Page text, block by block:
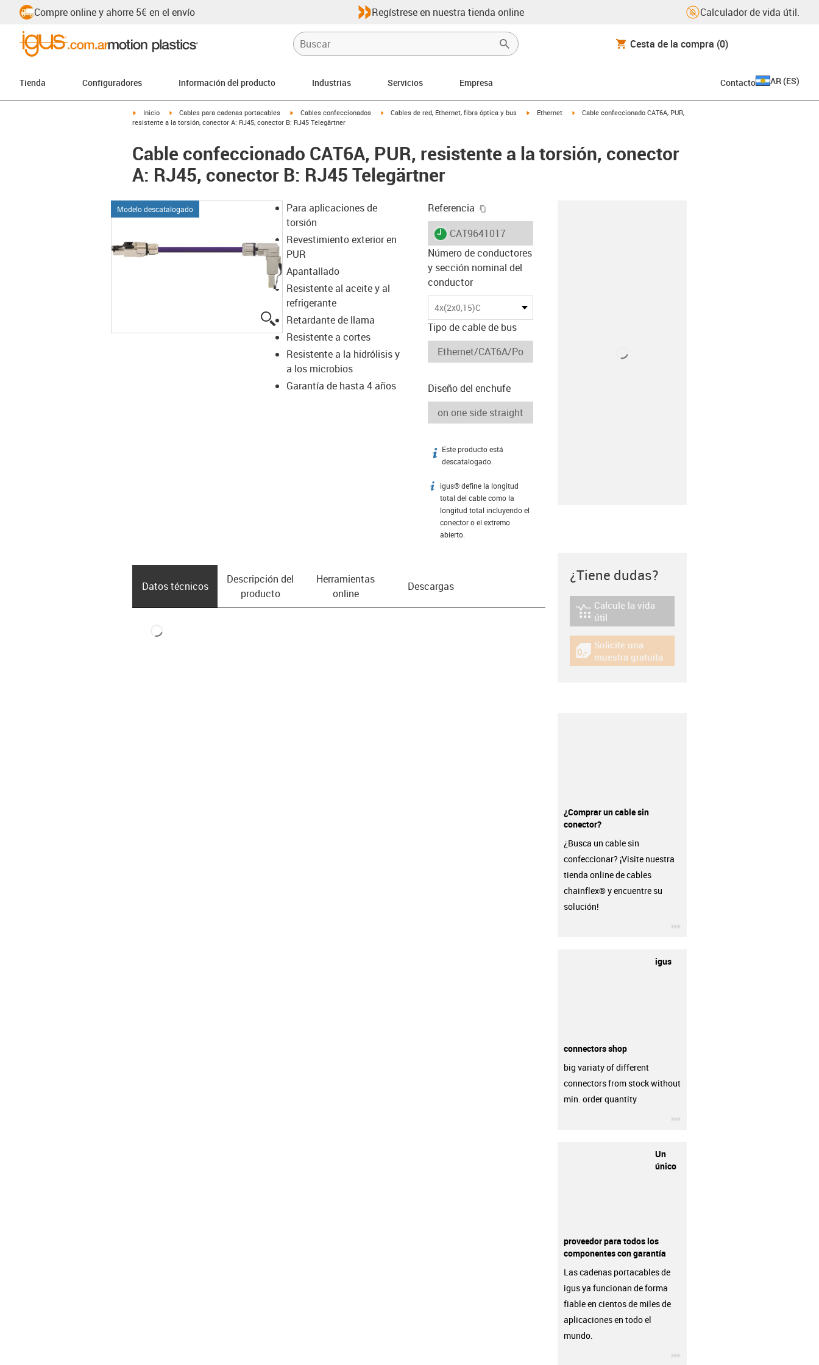
Compre online y ahorre 5€ en el envío Regístrese en nuestra tienda online Calculador de vida útil.
Cesta de la compra (0)
Tienda Configuradores Información del producto Industrias Servicios Empresa Contacto AR (ES)
igus-icon-arrow-right
Inicio igus-icon-arrow-right
Cables para cadenas portacables igus-icon-arrow-right
Cables confeccionados igus-icon-arrow-right
Cables de red, Ethernet, fibra óptica y bus igus-icon-arrow-right
Ethernet igus-icon-arrow-right
Cable confeccionado CAT6A, PUR,
resistente a la torsión, conector A: RJ45, conector B: RJ45 Telegärtner
Cable confeccionado CAT6A, PUR, resistente a la torsión, conector
A: RJ45, conector B: RJ45 Telegärtner
Modelo descatalogado
igus-icon-lupe
Para aplicaciones de
torsión
Revestimiento exterior en
PUR
Apantallado
Resistente al aceite y al
refrigerante
Retardante de llama
Resistente a cortes
Resistente a la hidrólisis y
a los microbios
Garantía de hasta 4 años
Referencia
igus-icon-lieferzeit
CAT9641017
Número de conductores
y sección nominal del
conductor
4x(2x0,15)C
Tipo de cable de bus
Diseño del enchufe
igus-icon-info
Este producto está
descatalogado.
igus-icon-info
igus® define la longitud
total del cable como la
longitud total incluyendo el
conector o el extremo
abierto.
Datos técnicos
Descripción del
producto
Herramientas
online
Descargas
¿Tiene dudas?
igus-icon-lebensdauerrechner
Calcule la vida
útil
igus-icon-gratismuster
Solicite una
muestra gratuita
¿Comprar un cable sin
conector?
¿Busca un cable sin
confeccionar? ¡Visite nuestra
tienda online de cables
chainflex® y encuentre su
solución!
igus
connectors shop
big variaty of different
connectors from stock without
min. order quantity
Un
único
proveedor para todos los
componentes con garantía
Las cadenas portacables de
igus ya funcionan de forma
fiable en cientos de miles de
aplicaciones en todo el
mundo.